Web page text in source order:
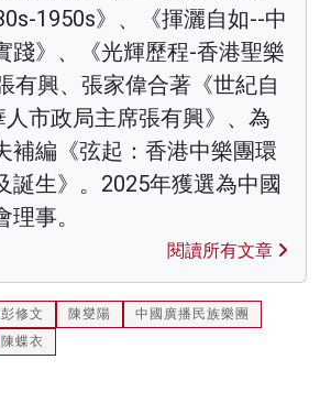
1950s》、《揮灑自如--中
踐》、《光輝歷程-香港聖樂
有興、張家偉合著《世紀自
市政局主席張有興》、為
補編《弦起：香港中樂團環
誕生》。2025年獲選為中國
事。
閱讀所有文章
彭修文 陳燮陽
中國廣播民族樂團
陳蝶衣